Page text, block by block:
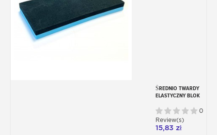
ŚREDNIO TWARDY
ELASTYCZNY BLOK
SZLIFOWANIA
0
Review(s)
15,83 zł